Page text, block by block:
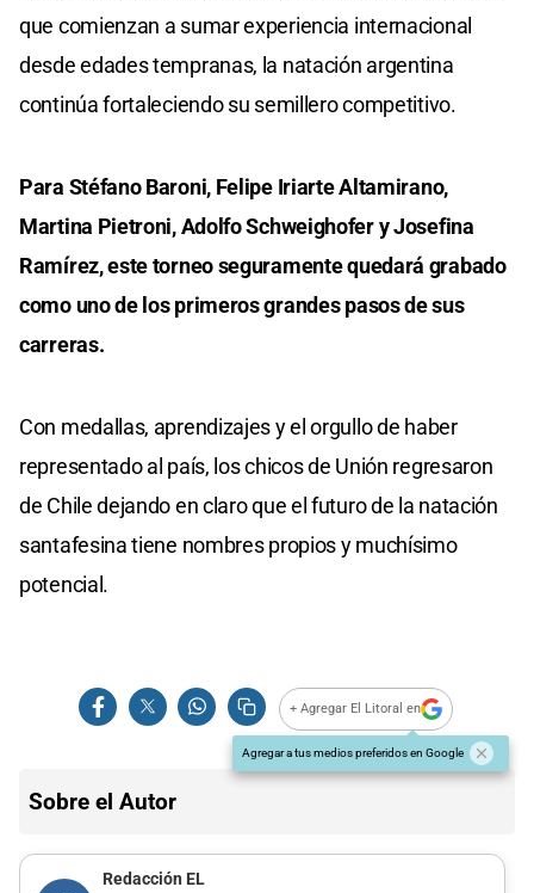
que comienzan a sumar experiencia internacional
desde edades tempranas, la natación argentina
continúa fortaleciendo su semillero competitivo.
Para Stéfano Baroni, Felipe Iriarte Altamirano,
Martina Pietroni, Adolfo Schweighofer y Josefina
Ramírez, este torneo seguramente quedará grabado
como uno de los primeros grandes pasos de sus
carreras.
Con medallas, aprendizajes y el orgullo de haber
representado al país, los chicos de Unión regresaron
de Chile dejando en claro que el futuro de la natación
santafesina tiene nombres propios y muchísimo
potencial.
+ Agregar El Litoral en
Agregar a tus medios preferidos en Google
Sobre el Autor
Redacción EL